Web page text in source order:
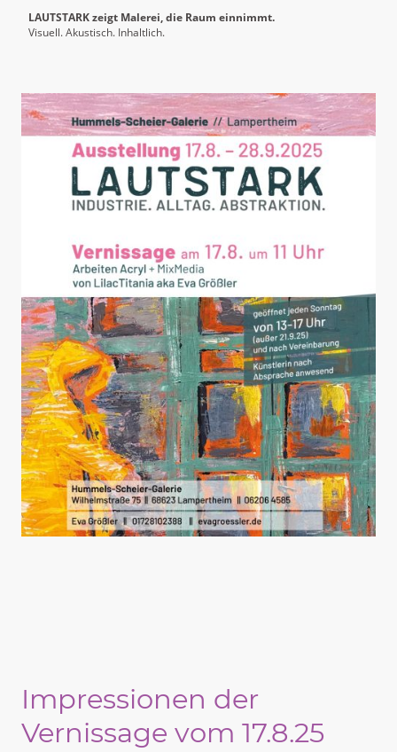
LAUTSTARK zeigt Malerei, die Raum einnimmt.
Visuell. Akustisch. Inhaltlich.
Impressionen der
Vernissage vom 17.8.25